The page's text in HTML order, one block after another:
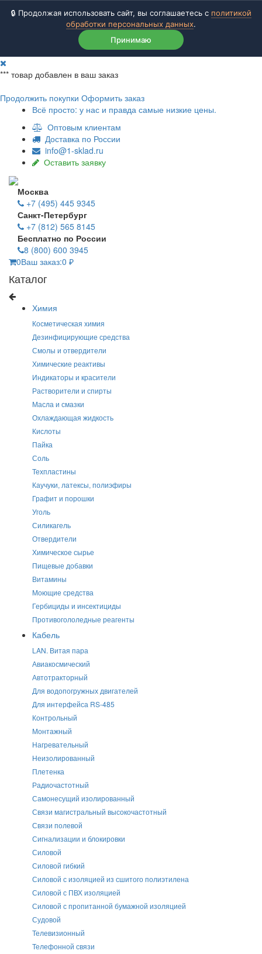
🔒 Продолжая использовать сайт, вы соглашаетесь с политикой
обработки персональных данных.
Принимаю
*** товар добавлен в ваш заказ
Продолжить покупки Оформить заказ
Всё просто: у нас и правда самые низкие цены.
Оптовым клиентам
Доставка по России
info@1-sklad.ru
Оставить заявку
Москва
+7 (495) 445 9345
Санкт-Петербург
+7 (812) 565 8145
Бесплатно по России
8 (800) 600 3945
0Ваш заказ:0 ₽
Каталог
Химия
Косметическая химия
Дезинфицирующие средства
Смолы и отвердители
Химические реактивы
Индикаторы и красители
Растворители и спирты
Масла и смазки
Охлаждающая жидкость
Кислоты
Пайка
Соль
Техпластины
Каучуки, латексы, полиэфиры
Графит и порошки
Уголь
Силикагель
Отвердители
Химическое сырье
Пищевые добавки
Витамины
Моющие средства
Гербициды и инсектициды
Противогололедные реагенты
Кабель
LAN. Витая пара
Авиакосмический
Автотракторный
Для водопогружных двигателей
Для интерфейса RS-485
Контрольный
Монтажный
Нагревательный
Неизолированный
Плетенка
Радиочастотный
Самонесущий изолированный
Связи магистральный высокочастотный
Связи полевой
Сигнализации и блокировки
Силовой
Силовой гибкий
Силовой с изоляцией из сшитого полиэтилена
Силовой с ПВХ изоляцией
Силовой с пропитанной бумажной изоляцией
Судовой
Телевизионный
Телефонной связи